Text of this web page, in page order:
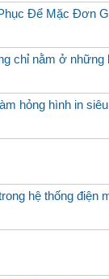
Để Mặc Đơn
chỉ nằm ở
hỏng hình in
hệ thống điện